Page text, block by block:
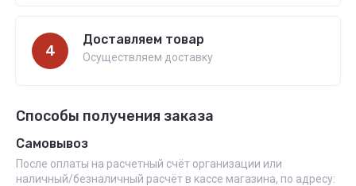
4
Доставляем товар
Осуществляем доставку
Способы получения заказа
Самовывоз
После оплаты на расчетный счёт организации или
наличный/безналичный расчёт в кассе магазина, по адресу: